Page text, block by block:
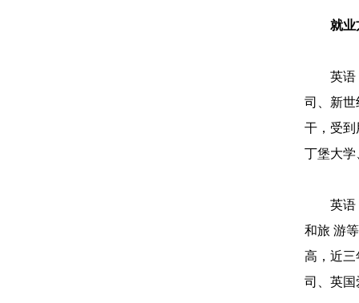
就业
英语
司、新世
干，受到
丁堡大学
英语
和旅 游
高，近三
司、英国